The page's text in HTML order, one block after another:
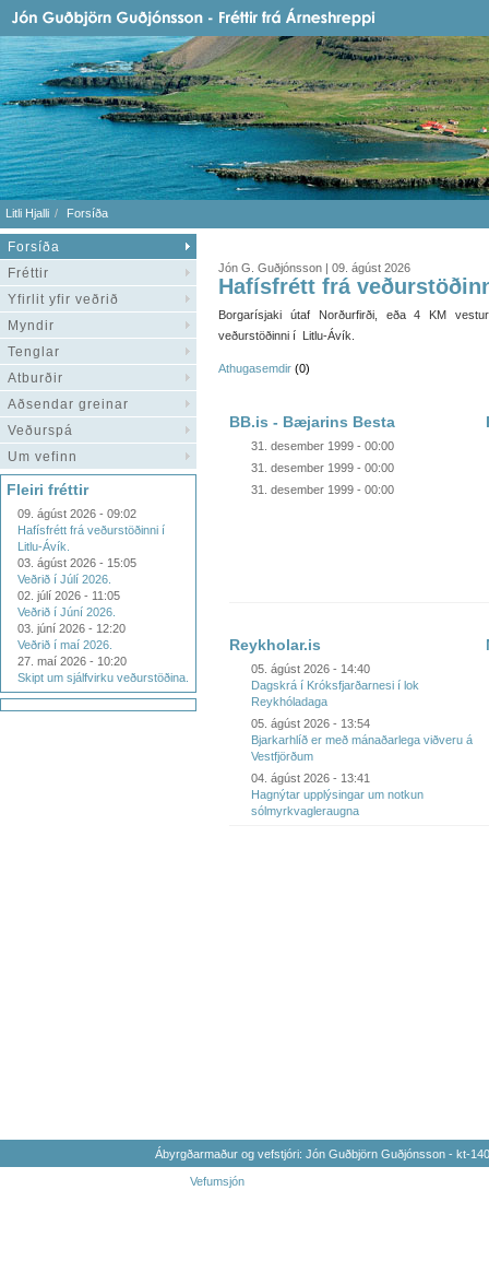
Litli Hjalli Forsíða
Forsíða
Fréttir
Yfirlit yfir veðrið
Myndir
Tenglar
Atburðir
Aðsendar greinar
Veðurspá
Um vefinn
Fleiri fréttir
09. ágúst 2026 - 09:02
Hafísfrétt frá veðurstöðinni í
Litlu-Ávík.
03. ágúst 2026 - 15:05
Veðrið í Júlí 2026.
02. júlí 2026 - 11:05
Veðrið í Júní 2026.
03. júní 2026 - 12:20
Veðrið í maí 2026.
27. maí 2026 - 10:20
Skipt um sjálfvirku veðurstöðina.
Jón G. Guðjónsson | 09. ágúst 2026
Hafísfrétt frá
Borgarísjaki útaf Norðurfirði, eða 4 KM
veðurstöðinni í Litlu-Ávík.
Athugasemdir (0)
BB.is - Bæjarins Besta
31. desember 1999 - 00:00
31. desember 1999 - 00:00
31. desember 1999 - 00:00
Reykholar.is
05. ágúst 2026 - 14:40
Dagskrá í Króksfjarðarnesi í lok
Reykhóladaga
05. ágúst 2026 - 13:54
Bjarkarhlíð er með mánaðarlega viðveru á
Vestfjörðum
04. ágúst 2026 - 13:41
Hagnýtar upplýsingar um notkun
sólmyrkvagleraugna
Ábyrgðarmaður og vefstjóri: Jón Guðbjörn Guðjónsson - kt-
Vefumsjón